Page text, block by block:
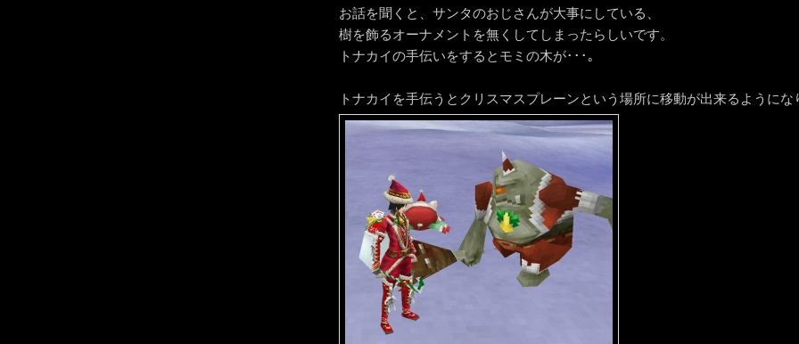
お話を聞くと、サンタのおじさんが大事にしている、
樹を飾るオーナメントを無くしてしまったらしいです。
トナカイの手伝いをするとモミの木が･･･｡
トナカイを手伝うとクリスマスプレーンという場所に移動が出来るようにな